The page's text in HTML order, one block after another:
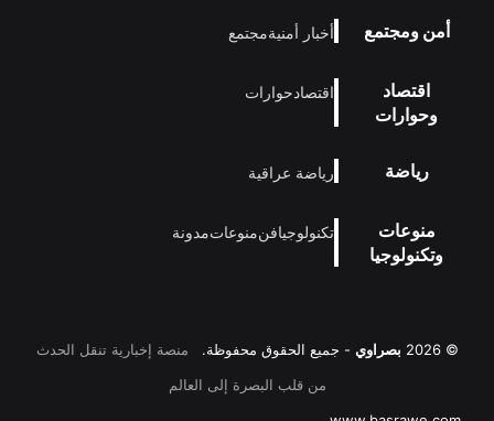
أمن ومجتمع أخبار أمنيةمجتمع
اقتصاد
وحوارات
اقتصادحوارات
رياضة رياضة عراقية
منوعات
وتكنولوجيا
تكنولوجيافنمنوعاتمدونة
© 2026 بصراوي - جميع الحقوق محفوظة.
منصة إخبارية تنقل الحدث
من قلب البصرة إلى العالم